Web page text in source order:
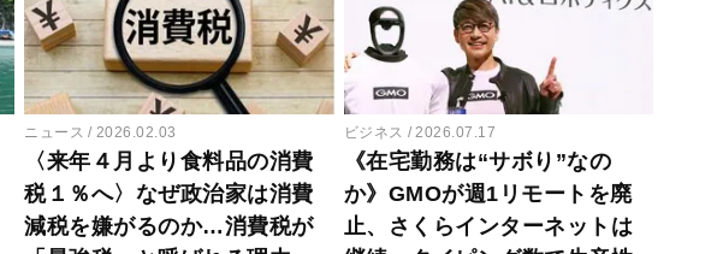
ニュース 2026.02.03
〈来年４月より食料品の消費
税１％へ〉なぜ政治家は消費
減税を嫌がるのか…消費税が
ビジネス 2026.07.17
《在宅勤務は“サボり”なの
か》GMOが週1リモートを廃
止、さくらインターネットは